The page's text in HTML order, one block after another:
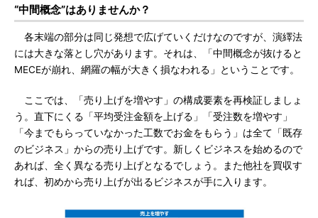
“中間概念”はありませんか？
各末端の部分は同じ発想で広げていくだけなのですが、演繹法
には大きな落とし穴があります。それは、「中間概念が抜けると
MECEが崩れ、網羅の幅が大きく損なわれる」ということです。
ここでは、「売り上げを増やす」の構成要素を再検証しましょ
う。直下にくる「平均受注金額を上げる」「受注数を増やす」
「今までもらっていなかった工数でお金をもらう」は全て「既存
のビジネス」からの売り上げです。新しくビジネスを始めるので
あれば、全く異なる売り上げとなるでしょう。また他社を買収す
れば、初めから売り上げが出るビジネスが手に入ります。